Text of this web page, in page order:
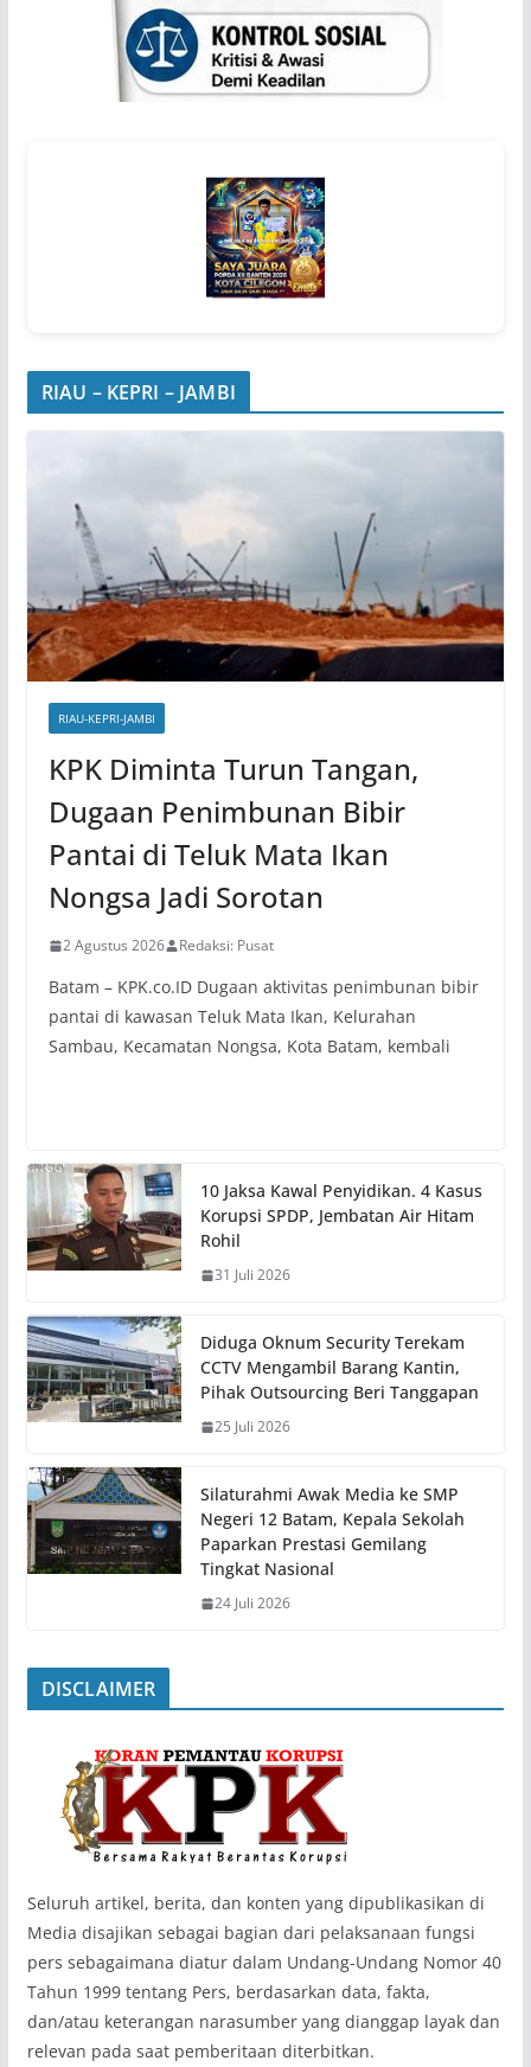
RIAU – KEPRI – JAMBI
RIAU-KEPRI-JAMBI
KPK Diminta Turun Tangan,
Dugaan Penimbunan Bibir
Pantai di Teluk Mata Ikan
Nongsa Jadi Sorotan
2 Agustus 2026 Redaksi: Pusat
Batam – KPK.co.ID Dugaan aktivitas penimbunan bibir
pantai di kawasan Teluk Mata Ikan, Kelurahan
Sambau, Kecamatan Nongsa, Kota Batam, kembali
10 Jaksa Kawal Penyidikan. 4 Kasus
Korupsi SPDP, Jembatan Air Hitam
Rohil
31 Juli 2026
Diduga Oknum Security Terekam
CCTV Mengambil Barang Kantin,
Pihak Outsourcing Beri Tanggapan
25 Juli 2026
Silaturahmi Awak Media ke SMP
Negeri 12 Batam, Kepala Sekolah
Paparkan Prestasi Gemilang
Tingkat Nasional
24 Juli 2026
DISCLAIMER
‎Seluruh artikel, berita, dan konten yang dipublikasikan di
Media disajikan sebagai bagian dari pelaksanaan fungsi
pers sebagaimana diatur dalam Undang-Undang Nomor 40
Tahun 1999 tentang Pers, berdasarkan data, fakta,
dan/atau keterangan narasumber yang dianggap layak dan
relevan pada saat pemberitaan diterbitkan.